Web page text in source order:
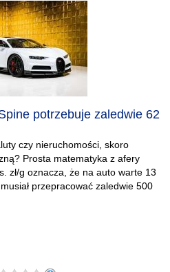
potrzebuje zaledwie 62
czy nieruchomości, skoro
Prosta matematyka z afery
zł/g oznacza, że na auto warte 13
przepracować zaledwie 500